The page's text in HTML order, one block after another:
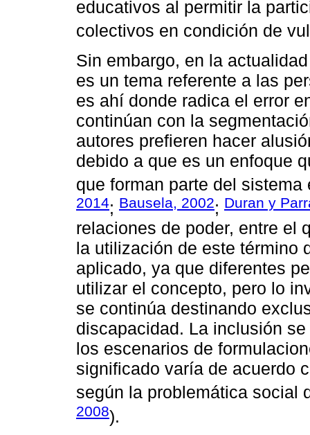
educativos al permitir la
colectivos en condición de
Sin embargo, en la
es un tema referente a las
es ahí donde radica el error
continúan con la
autores prefieren hacer
debido a que es un enfoque
que forman parte del sistema
2014; Bausela, 2002; Duran y
relaciones de poder, entre el
la utilización de este término
aplicado, ya que diferentes
utilizar el concepto, pero lo
se continúa destinando
discapacidad. La inclusión
los escenarios de
significado varía de acuerdo
según la problemática social
2008).